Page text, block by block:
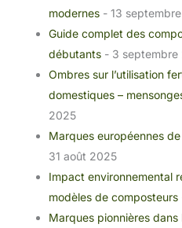
modernes - 13
Guide complet des
débutants - 3 septembre
Ombres sur l’utilisation
domestiques –
2025
Marques européennes
31 août 2025
Impact environnemental
modèles de composteurs
Marques pionnières